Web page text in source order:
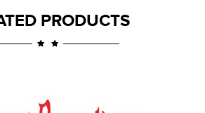
PRODUCTS